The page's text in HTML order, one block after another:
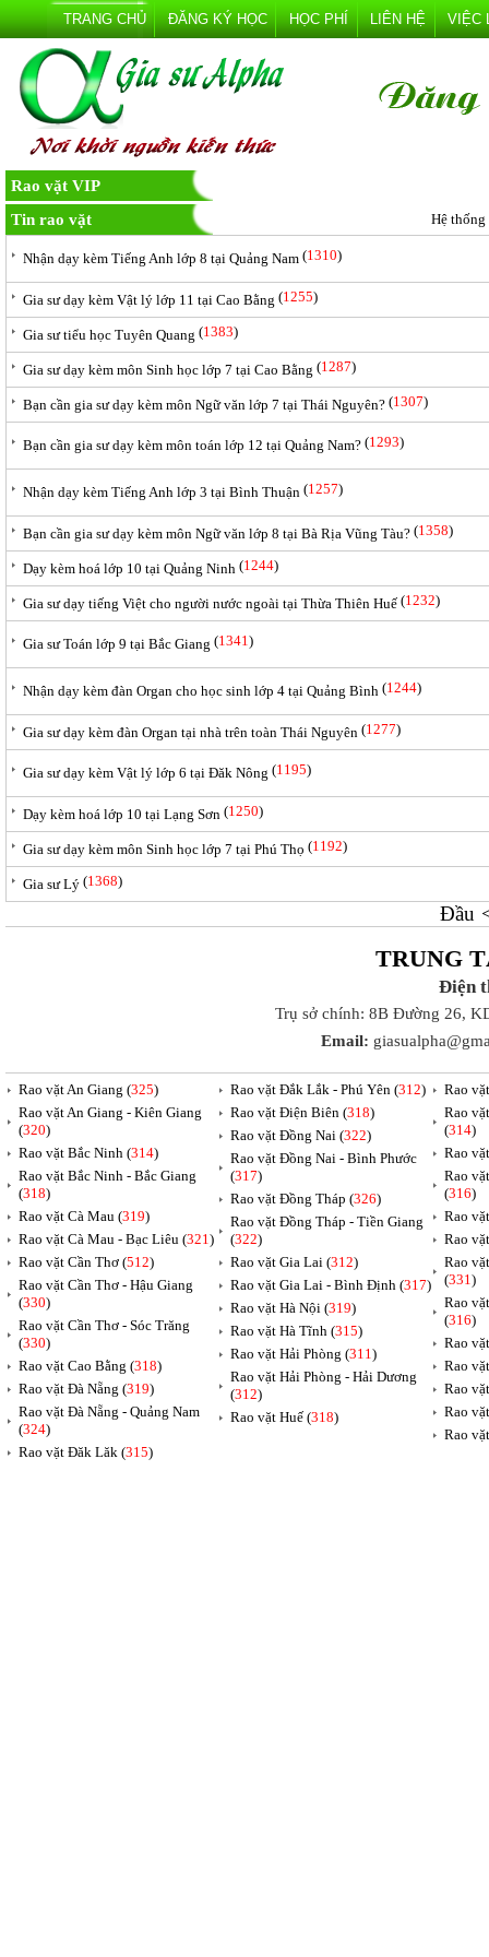
TRANG CHỦ ĐĂNG KÝ HỌC HỌC PHÍ LIÊN HỆ VIỆC
Rao vặt VIP
Tin rao vặt
Hệ
Nhận dạy kèm Tiếng Anh lớp 8 tại Quảng Nam (1310)
Gia sư dạy kèm Vật lý lớp 11 tại Cao Bằng (1255)
Gia sư tiểu học Tuyên Quang (1383)
Gia sư dạy kèm môn Sinh học lớp 7 tại Cao Bằng (1287)
Bạn cần gia sư dạy kèm môn Ngữ văn lớp 7 tại Thái Nguyên? (1307)
Bạn cần gia sư dạy kèm môn toán lớp 12 tại Quảng Nam? (1293)
Nhận dạy kèm Tiếng Anh lớp 3 tại Bình Thuận (1257)
Bạn cần gia sư dạy kèm môn Ngữ văn lớp 8 tại Bà Rịa Vũng Tàu? (1358)
Dạy kèm hoá lớp 10 tại Quảng Ninh (1244)
Gia sư dạy tiếng Việt cho người nước ngoài tại Thừa Thiên Huế (1232)
Gia sư Toán lớp 9 tại Bắc Giang (1341)
Nhận dạy kèm đàn Organ cho học sinh lớp 4 tại Quảng Bình (1244)
Gia sư dạy kèm đàn Organ tại nhà trên toàn Thái Nguyên (1277)
Gia sư dạy kèm Vật lý lớp 6 tại Đăk Nông (1195)
Dạy kèm hoá lớp 10 tại Lạng Sơn (1250)
Gia sư dạy kèm môn Sinh học lớp 7 tại Phú Thọ (1192)
Gia sư Lý (1368)
Đầu
TRUNG
Điện
Trụ sở chính: 8B Đường 26,
Email:
Rao vặt An Giang (325)
Rao vặt An Giang - Kiên Giang
(320)
Rao vặt Bắc Ninh (314)
Rao vặt Bắc Ninh - Bắc Giang
(318)
Rao vặt Cà Mau (319)
Rao vặt Cà Mau - Bạc Liêu (321)
Rao vặt Cần Thơ (512)
Rao vặt Cần Thơ - Hậu Giang
(330)
Rao vặt Cần Thơ - Sóc Trăng
(330)
Rao vặt Cao Bằng (318)
Rao vặt Đà Nẵng (319)
Rao vặt Đà Nẵng - Quảng Nam
(324)
Rao vặt Đăk Lăk (315)
Rao vặt Đắk Lắk - Phú Yên (312)
Rao vặt Điện Biên (318)
Rao vặt Đồng Nai (322)
Rao vặt Đồng Nai - Bình Phước
(317)
Rao vặt Đồng Tháp (326)
Rao vặt Đồng Tháp - Tiền Giang
(322)
Rao vặt Gia Lai (312)
Rao vặt Gia Lai - Bình Định (317)
Rao vặt Hà Nội (319)
Rao vặt Hà Tĩnh (315)
Rao vặt Hải Phòng (311)
Rao vặt Hải Phòng - Hải Dương
(312)
Rao vặt Huế (318)
Rao
Rao
(314)
Rao
Rao
(316)
Rao
Rao
Rao
(331)
Rao
(316)
Rao
Rao
Rao
Rao
Rao